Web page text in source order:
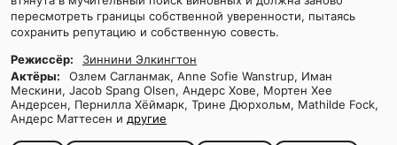
пересмотреть границы собственной уверенности, пытаясь
сохранить репутацию и собственную совесть.
Режиссёр:
Зиннини Элкингтон
Актёры:
Озлем Сагланмак, Anne Sofie Wanstrup, Иман
Мескини, Jacob Spang Olsen, Андерс Хове, Мортен Хее
Андерсен, Пернилла Хёймарк, Трине Дюрхольм, Mathilde Fock,
Андерс Маттесен и другие